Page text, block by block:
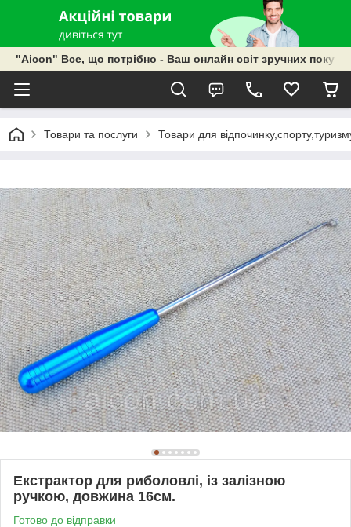
"Aicon" Все, що потрібно - Ваш онлайн світ зручних
Товари та послуги Товари для
Екстрактор для риболовлі, із залізною
ручкою, довжина 16см.
Готово до відправки